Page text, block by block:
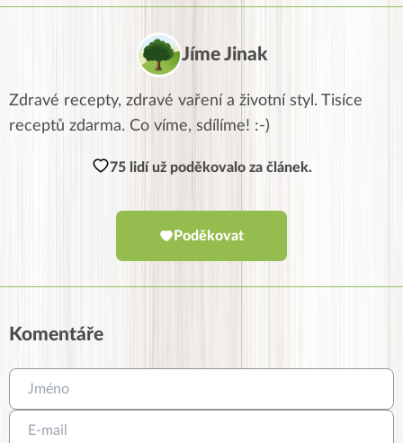
Jíme Jinak
Zdravé recepty, zdravé vaření a životní styl. Tisíce
receptů zdarma. Co víme, sdílíme! :-)
75 lidí už poděkovalo za článek.
Poděkovat
Komentáře